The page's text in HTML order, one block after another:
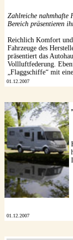
Zahlreiche nahmhafte
Bereich präsentieren
Reichlich Komfort
Fahrzeuge des
präsentiert das
Vollluftfederung.
„Flaggschiffe“ mit
01.12.2007
01.12.2007